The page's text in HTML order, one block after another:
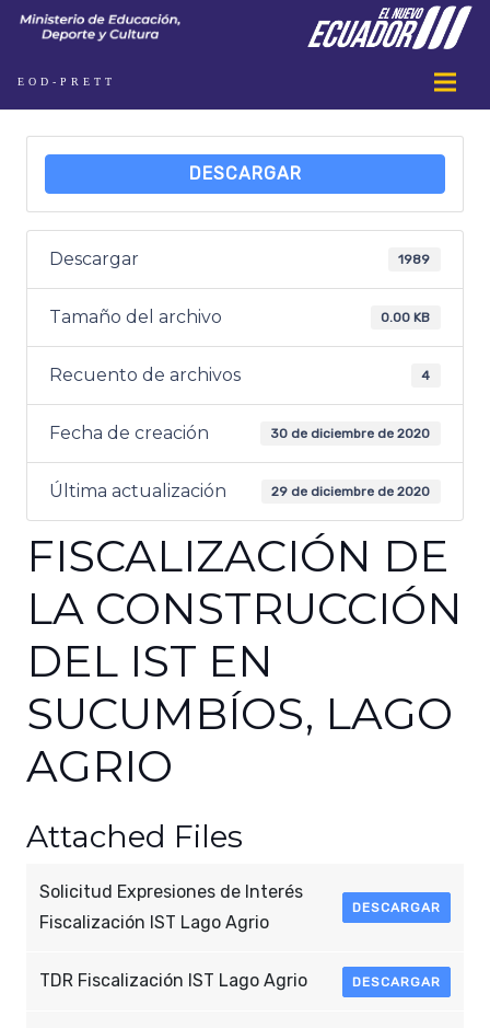
EOD-PRETT
DESCARGAR
Descargar 1989
Tamaño del archivo 0.00 KB
Recuento de archivos 4
Fecha de creación 30 de diciembre de 2020
Última actualización 29 de diciembre de 2020
FISCALIZACIÓN DE
LA CONSTRUCCIÓN
DEL IST EN
SUCUMBÍOS, LAGO
AGRIO
Attached Files
Solicitud Expresiones de Interés
Fiscalización IST Lago Agrio
DESCARGAR
TDR Fiscalización IST Lago Agrio DESCARGAR